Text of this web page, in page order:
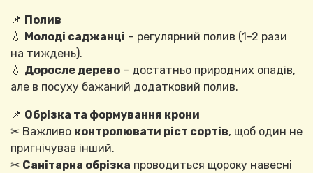
📌 Полив
💧 Молоді саджанці – регулярний полив (1-2 рази
на тиждень).
💧 Доросле дерево – достатньо природних опадів,
але в посуху бажаний додатковий полив.
📌 Обрізка та формування крони
✂ Важливо контролювати ріст сортів, щоб один не
пригнічував інший.
✂ Санітарна обрізка проводиться щороку навесні